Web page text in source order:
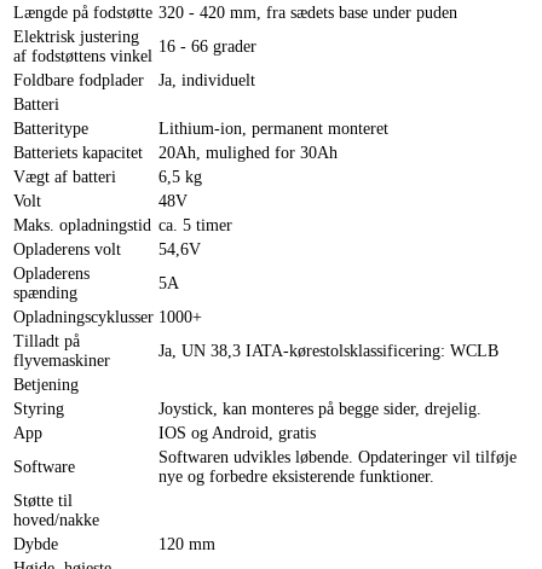
Længde på fodstøtte 320 - 420 mm, fra sædets base under puden
Elektrisk justering
af fodstøttens vinkel
16 - 66 grader
Foldbare fodplader
Ja, individuelt
Batteri
Batteritype
Lithium-ion, permanent monteret
Batteriets kapacitet
20Ah, mulighed for 30Ah
Vægt af batteri
6,5 kg
Volt
48V
Maks. opladningstid ca. 5 timer
Opladerens volt
54,6V
Opladerens
spænding
5A
Opladningscyklusser 1000+
Tilladt på
flyvemaskiner
Ja, UN 38,3 IATA-kørestolsklassificering: WCLB
Betjening
Styring
Joystick, kan monteres på begge sider, drejelig.
App
IOS og Android, gratis
Software
Softwaren udvikles løbende. Opdateringer vil tilføje
nye og forbedre eksisterende funktioner.
Støtte til
hoved/nakke
Dybde
120 mm